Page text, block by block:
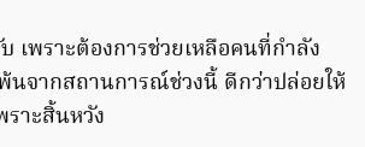
เพราะต้องการช่วยเหลือคนที่กำลัง
นจากสถานการณ์ช่วงนี้ ดีกว่าปล่อยให้
าะสิ้นหวัง